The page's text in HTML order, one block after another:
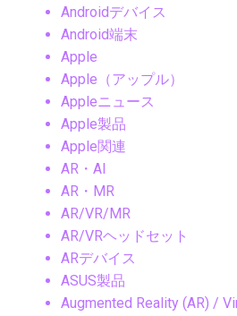
Androidデバイス
Android端末
Apple
Apple（アップル）
Appleニュース
Apple製品
Apple関連
AR・AI
AR・MR
AR/VR/MR
AR/VRヘッドセット
ARデバイス
ASUS製品
Augmented Reality (AR) /